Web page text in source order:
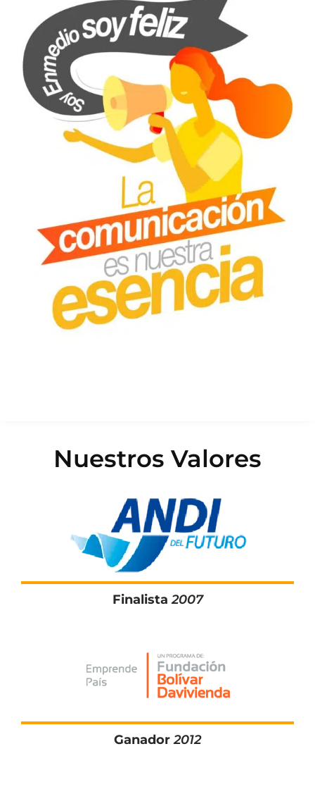
Nuestros Valores
Finalista 2007
Ganador2012